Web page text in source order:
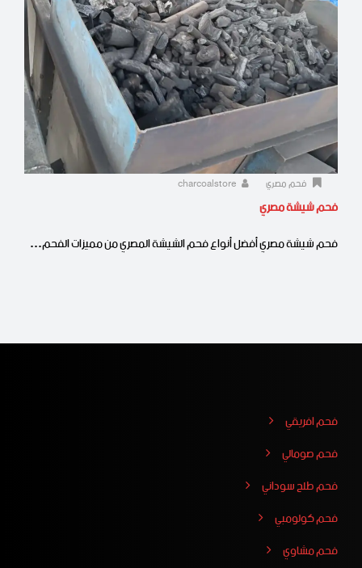
فحم مصري
فحم شيشة مصري
فحم شيشة مصري أفضل أنواع فحم الشيشة المصري من مميزات الفحم…
فحم افريقي
فحم صومالي
فحم طلح سوداني
فحم كولومبي
فحم مشاوي